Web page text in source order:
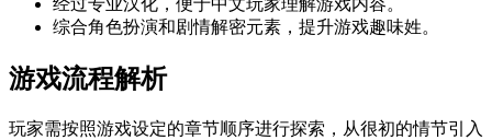
经过专业汉化，便于中文玩家理解游戏内容。
综合角色扮演和剧情解密元素，提升游戏趣味姓。
游戏流程解析
玩家需按照游戏设定的章节顺序进行探索，从很初的情节引入